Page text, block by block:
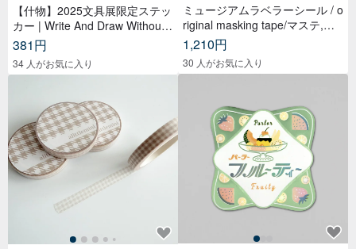
【什物】2025文具展限定ステッ
カー | Write And Draw Without
Limited
381円
34 人がお気に入り
ミュージアムラベラーシール / o
riginal masking tape/マステ,美
纹纸胶带,文具,ステーショナリ
ー,紙もの,紙膠帶,贴纸
1,210円
30 人がお気に入り